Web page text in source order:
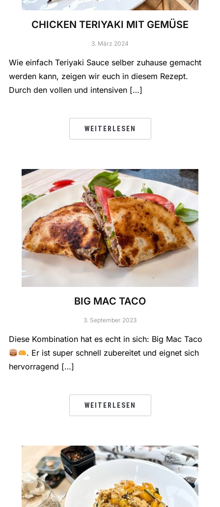
CHICKEN TERIYAKI MIT GEMÜSE
3. März 2024
Wie einfach Teriyaki Sauce selber zuhause gemacht
werden kann, zeigen wir euch in diesem Rezept.
Durch den vollen und intensiven […]
WEITERLESEN
BIG MAC TACO
3. September 2023
Diese Kombination hat es echt in sich: Big Mac Taco
. Er ist super schnell zubereitet und eignet sich
hervorragend […]
WEITERLESEN